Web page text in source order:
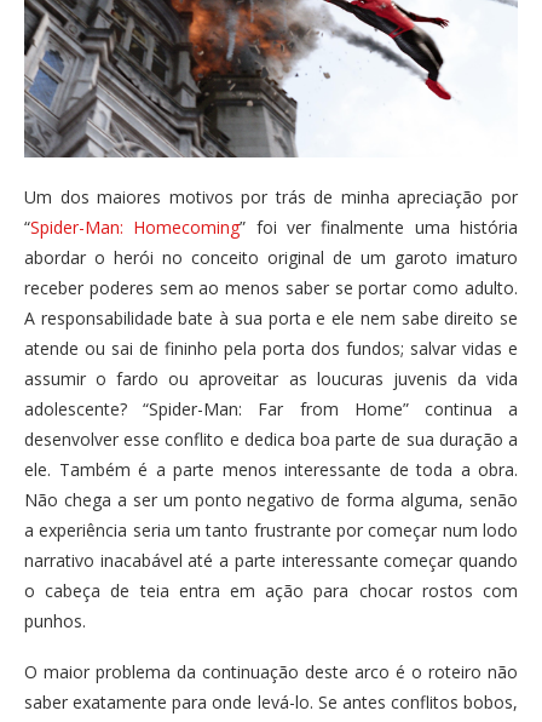
Um dos maiores motivos por trás de minha apreciação por
“Spider-Man: Homecoming” foi ver finalmente uma história
abordar o herói no conceito original de um garoto imaturo
receber poderes sem ao menos saber se portar como adulto.
A responsabilidade bate à sua porta e ele nem sabe direito se
atende ou sai de fininho pela porta dos fundos; salvar vidas e
assumir o fardo ou aproveitar as loucuras juvenis da vida
adolescente? “Spider-Man: Far from Home” continua a
desenvolver esse conflito e dedica boa parte de sua duração a
ele. Também é a parte menos interessante de toda a obra.
Não chega a ser um ponto negativo de forma alguma, senão
a experiência seria um tanto frustrante por começar num lodo
narrativo inacabável até a parte interessante começar quando
o cabeça de teia entra em ação para chocar rostos com
punhos.
O maior problema da continuação deste arco é o roteiro não
saber exatamente para onde levá-lo. Se antes conflitos bobos,